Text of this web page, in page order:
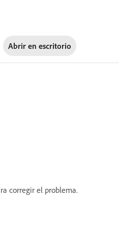
Abrir en escritorio
corregir el problema.